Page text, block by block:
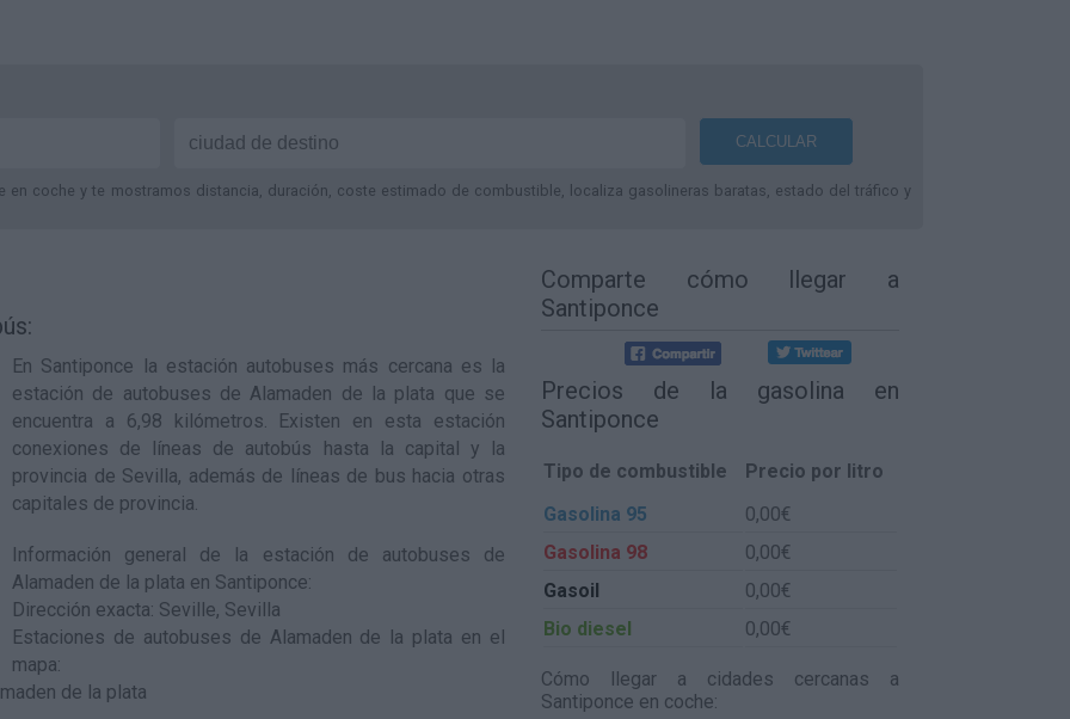
en coche y te mostramos distancia, duración, coste estimado de combustible, localiza gasolineras baratas, estado del tráfico y
En Santiponce la estación autobuses más cercana es la
estación de autobuses de Alamaden de la plata que se
encuentra a 6,98 kilómetros. Existen en esta estación
conexiones de líneas de autobús hasta la capital y la
provincia de Sevilla, además de líneas de bus hacia otras
capitales de provincia.
Información general de la estación de autobuses de
Alamaden de la plata en Santiponce:
Dirección exacta: Seville, Sevilla
Estaciones de autobuses de Alamaden de la plata en el
mapa:
Comparte cómo llegar a
Santiponce
Precios de la gasolina en
Santiponce
Tipo de combustible
Precio por litro
Gasolina 95
0,00€
Gasolina 98
0,00€
Gasoil
0,00€
Bio diesel
0,00€
Cómo llegar a cidades cercanas a
Santiponce en coche: